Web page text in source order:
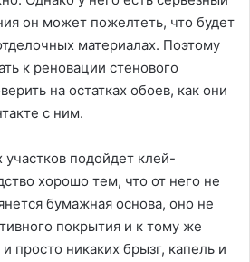
он может пожелтеть, что будет
материалах. Поэтому
к реновации стенового
на остатках обоев, как они
с ним.
подойдет клей-
хорошо тем, что от него не
бумажная основа, оно не
покрытия и к тому же
просто никаких брызг, капель и